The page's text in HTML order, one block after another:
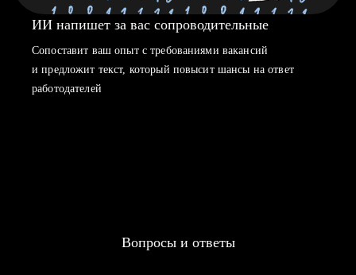
ИИ напишет за вас сопроводительные
Сопоставит ваш опыт с требованиями вакансий
и предложит текст, который повысит шансы на ответ
работодателей
Вопросы и ответы